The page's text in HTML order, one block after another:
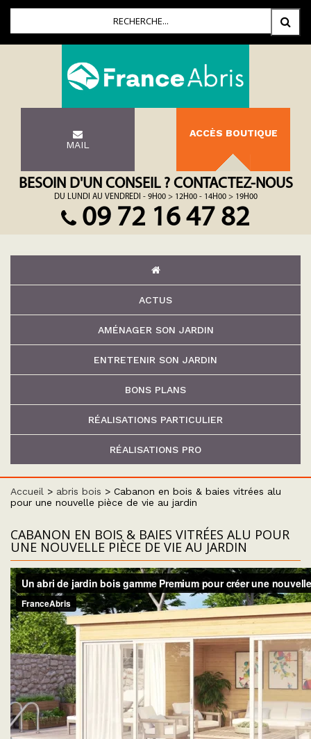
MAIL
ACCÈS BOUTIQUE
BESOIN D'UN CONSEIL ? CONTACTEZ-NOUS
DU LUNDI AU VENDREDI - 9H00 > 12H00 - 14H00 > 19H00
09 72 16 47 82
ACTUS
AMÉNAGER SON JARDIN
ENTRETENIR SON JARDIN
BONS PLANS
RÉALISATIONS PARTICULIER
RÉALISATIONS PRO
Accueil > abris bois > Cabanon en bois & baies vitrées alu
pour une nouvelle pièce de vie au jardin
CABANON EN BOIS & BAIES VITRÉES ALU POUR
UNE NOUVELLE PIÈCE DE VIE AU JARDIN